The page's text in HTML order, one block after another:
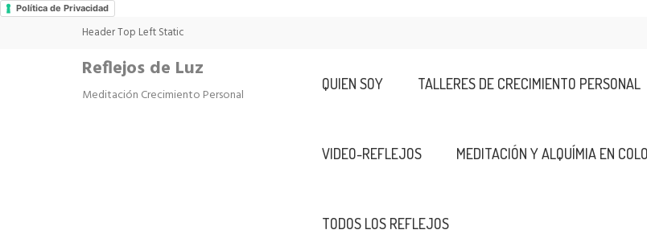
Política de Privacidad
Header Top Left Static
Reflejos de Luz
Meditación Crecimiento Personal
QUIEN SOY TALLERES DE CRECIMIENTO PERSONAL
VIDEO-REFLEJOS MEDITACIÓN Y ALQUÍMIA EN
TODOS LOS REFLEJOS